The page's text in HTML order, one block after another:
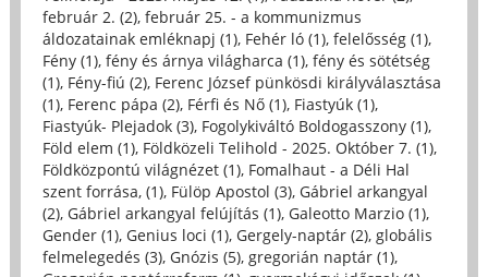
február 2. (2), február 25. - a kommunizmus
áldozatainak emléknapj (1), Fehér ló (1), felelősség (1),
Fény (1), fény és árnya világharca (1), fény és sötétség
(1), Fény-fiú (2), Ferenc József pünkösdi királyválasztása
(1), Ferenc pápa (2), Férfi és Nő (1), Fiastyúk (1),
Fiastyúk- Plejadok (3), Fogolykiváltó Boldogasszony (1),
Föld elem (1), Földközeli Telihold - 2025. Október 7. (1),
Földközpontú világnézet (1), Fomalhaut - a Déli Hal
szent forrása, (1), Fülöp Apostol (3), Gábriel arkangyal
(2), Gábriel arkangyal felújítás (1), Galeotto Marzio (1),
Gender (1), Genius loci (1), Gergely-naptár (2), globális
felmelegedés (3), Gnózis (5), gregorián naptár (1),